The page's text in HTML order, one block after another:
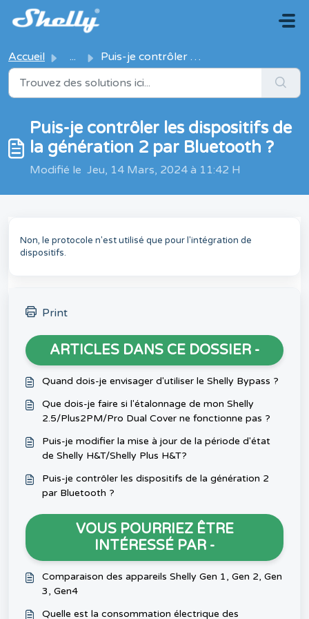
Passer au contenu principal
Accueil ... Puis-je contrôler les dispositifs de la génération 2 par ...
Puis-je contrôler les dispositifs de
la génération 2 par Bluetooth ?
Modifié le Jeu, 14 Mars, 2024 à 11:42 H
Non, le protocole n'est utilisé que pour l'intégration de
dispositifs.
Print
ARTICLES DANS CE DOSSIER -
Quand dois-je envisager d'utiliser le Shelly Bypass ?
Que dois-je faire si l'étalonnage de mon Shelly
2.5/Plus2PM/Pro Dual Cover ne fonctionne pas ?
Puis-je modifier la mise à jour de la période d'état
de Shelly H&T/Shelly Plus H&T?
Puis-je contrôler les dispositifs de la génération 2
par Bluetooth ?
VOUS POURRIEZ ÊTRE
INTÉRESSÉ PAR -
Comparaison des appareils Shelly Gen 1, Gen 2, Gen
3, Gen4
Quelle est la consommation électrique des